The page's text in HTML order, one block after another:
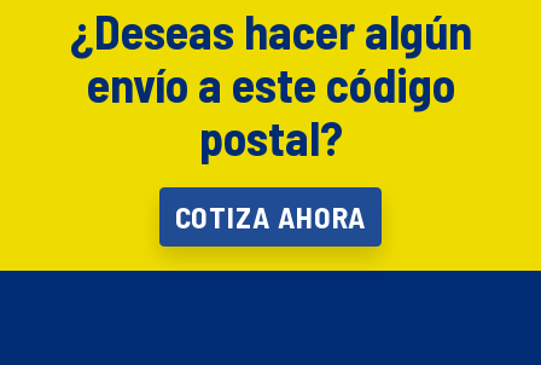
¿Deseas hacer algún
envío a este código
postal?
COTIZA AHORA